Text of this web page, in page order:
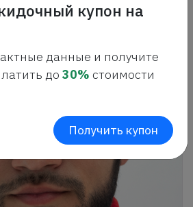
купон на
данные и получите
до 30% стоимости
Получить купон